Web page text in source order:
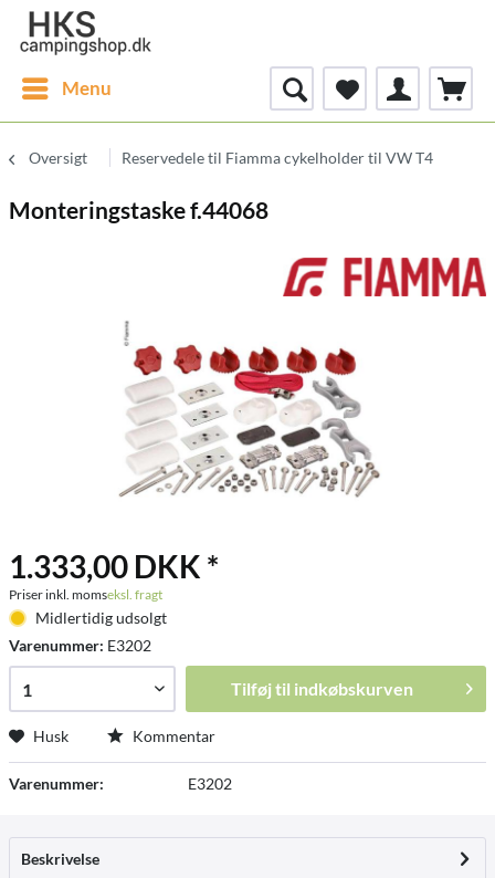
Menu
Oversigt Reservedele til Fiamma cykelholder til VW T4
Monteringstaske f.44068
1.333,00 DKK *
Priser inkl. momseksl. fragt
Midlertidig udsolgt
Varenummer: E3202
Tilføj til indkøbskurven
Husk Kommentar
Varenummer: E3202
Beskrivelse